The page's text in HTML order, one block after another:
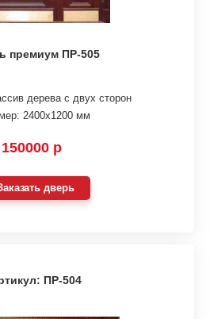
премиум ПР-505
дерева с двух сторон
2400х1200 мм
150000 р
дверь
ПР-504